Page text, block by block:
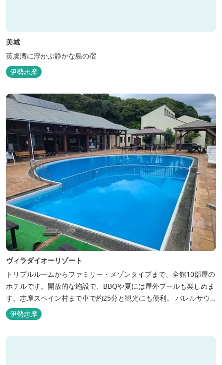
美城
英虞湾に浮かぶ静かな島の宿
伊勢志摩
ヴィラダイオーリゾート
トリプルルームからファミリー・メゾンタイプまで、全館10部屋の
ホテルです。開放的な施設で、BBQや夏には屋外プールも楽しめま
す。志摩スペイン村まで車で約25分と観光にも便利。 バレルサウ
ナをはじめました。
伊勢志摩